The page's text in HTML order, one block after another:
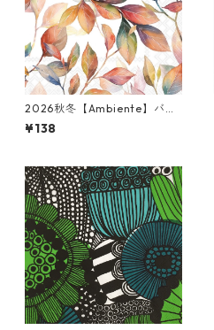
2026秋冬【Ambiente】バラ
売り2枚 ランチサイズ ペーパ
ーナプキン colouful leavesホ
¥138